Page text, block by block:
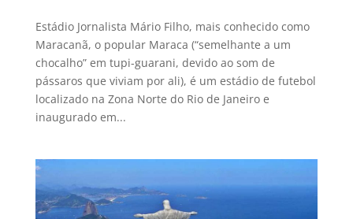
Estádio Jornalista Mário Filho, mais conhecido como
Maracanã, o popular Maraca (“semelhante a um
chocalho” em tupi-guarani, devido ao som de
pássaros que viviam por ali), é um estádio de futebol
localizado na Zona Norte do Rio de Janeiro e
inaugurado em...